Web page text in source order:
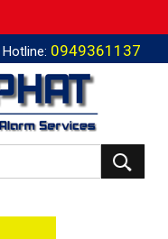
Hotline: 0949361137